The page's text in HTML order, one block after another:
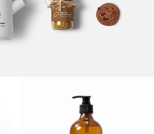
Design
FILM VS. DIGITAL